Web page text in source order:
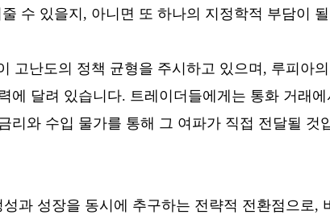
수 있을지, 아니면 또 하나의 지정학적 부담이
고난도의 정책 균형을 주시하고 있으며, 루피아
에 달려 있습니다. 트레이더들에게는 통화 거래
리와 수입 물가를 통해 그 여파가 직접 전달될 것
과 성장을 동시에 추구하는 전략적 전환점으로,